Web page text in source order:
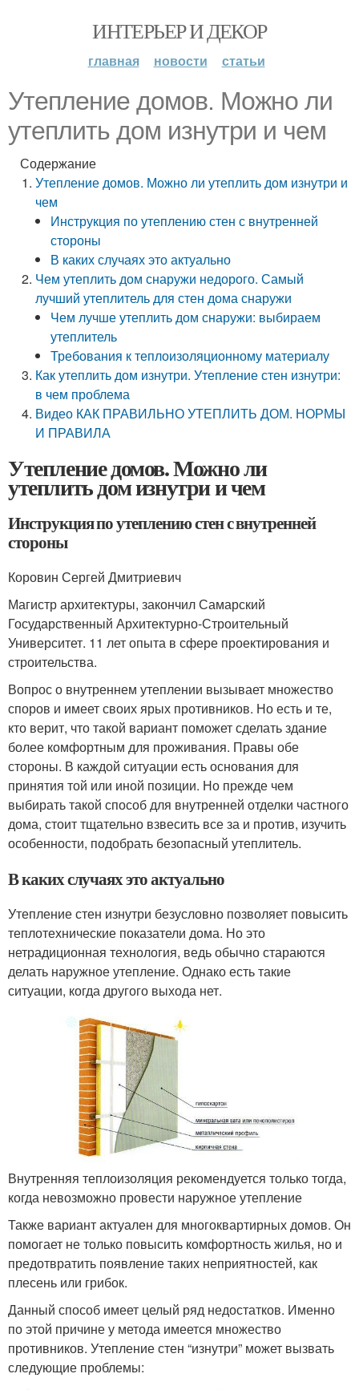
ИНТЕРЬЕР И ДЕКОР
главная новости статьи
Утепление домов. Можно ли
утеплить дом изнутри и чем
Содержание
Утепление домов. Можно ли утеплить дом изнутри и
чем
Инструкция по утеплению стен с внутренней
стороны
В каких случаях это актуально
Чем утеплить дом снаружи недорого. Самый
лучший утеплитель для стен дома снаружи
Чем лучше утеплить дом снаружи: выбираем
утеплитель
Требования к теплоизоляционному материалу
Как утеплить дом изнутри. Утепление стен изнутри:
в чем проблема
Видео КАК ПРАВИЛЬНО УТЕПЛИТЬ ДОМ. НОРМЫ
И ПРАВИЛА
Утепление домов. Можно ли
утеплить дом изнутри и чем
Инструкция по утеплению стен с внутренней
стороны
Коровин Сергей Дмитриевич
Магистр архитектуры, закончил Самарский
Государственный Архитектурно-Строительный
Университет. 11 лет опыта в сфере проектирования и
строительства.
Вопрос о внутреннем утеплении вызывает множество
споров и имеет своих ярых противников. Но есть и те,
кто верит, что такой вариант поможет сделать здание
более комфортным для проживания. Правы обе
стороны. В каждой ситуации есть основания для
принятия той или иной позиции. Но прежде чем
выбирать такой способ для внутренней отделки частного
дома, стоит тщательно взвесить все за и против, изучить
особенности, подобрать безопасный утеплитель.
В каких случаях это актуально
Утепление стен изнутри безусловно позволяет повысить
теплотехнические показатели дома. Но это
нетрадиционная технология, ведь обычно стараются
делать наружное утепление. Однако есть такие
ситуации, когда другого выхода нет.
Внутренняя теплоизоляция рекомендуется только тогда,
когда невозможно провести наружное утепление
Также вариант актуален для многоквартирных домов. Он
помогает не только повысить комфортность жилья, но и
предотвратить появление таких неприятностей, как
плесень или грибок.
Данный способ имеет целый ряд недостатков. Именно
по этой причине у метода имеется множество
противников. Утепление стен “изнутри” может вызвать
следующие проблемы: